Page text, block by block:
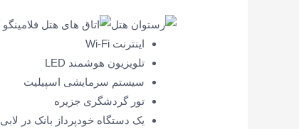
اینترنت Wi-Fi
تلویزیون هوشمند LED
سیستم سرمایشی اسپیلیت
تور گردشگری جزیره
یک دستگاه خودپرداز بانک در لابی